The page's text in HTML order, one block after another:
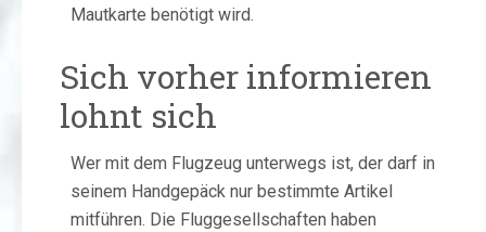
Mautkarte benötigt wird.
Sich vorher informieren
lohnt sich
Wer mit dem Flugzeug unterwegs ist, der darf in
seinem Handgepäck nur bestimmte Artikel
mitführen. Die Fluggesellschaften haben